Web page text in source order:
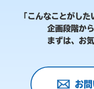
「こんなことがし
企画段階か
まずは、お
お